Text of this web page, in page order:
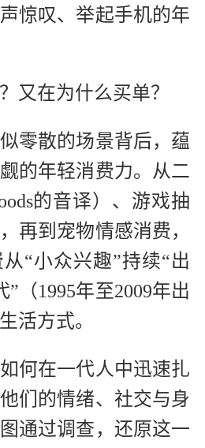
惊叹、举起手机的年
又在为什么买单？
零散的场景背后，蕴
的年轻消费力。从二
的音译）、游戏抽
再到宠物情感消费，
“小众兴趣”持续“出
”（1995年至2009年出
活方式。
何在一代人中迅速扎
们的情绪、社交与身
通过调查，还原这一